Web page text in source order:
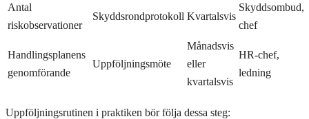
Antal
riskobservationer
Skyddsrondprotokoll Kvartalsvis
Skyddsombud,
chef
Handlingsplanens
genomförande
Uppföljningsmöte
Månadsvis
eller
kvartalsvis
HR-chef,
ledning
Uppföljningsrutinen i praktiken bör följa dessa steg: